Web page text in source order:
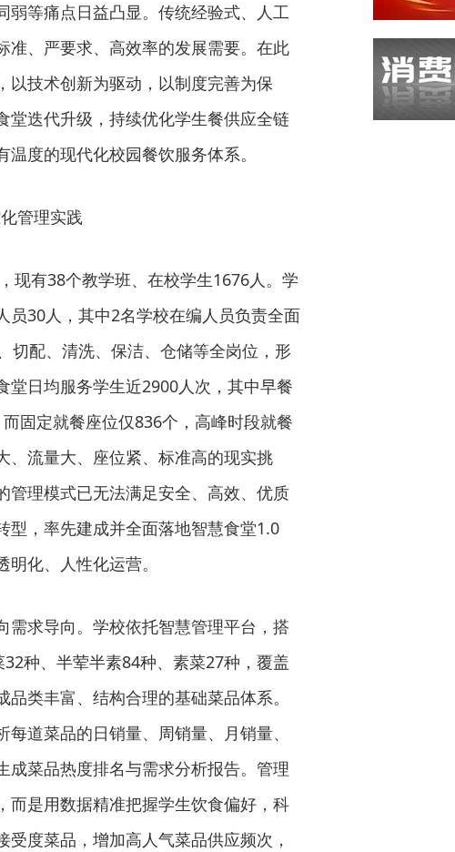
弱等痛点日益凸显。传统经验式、人工
准、严要求、高效率的发展需要。在此
以技术创新为驱动，以制度完善为保
堂迭代升级，持续优化学生餐供应全链
度的现代化校园餐饮服务体系。
管理实践
现有38个教学班、在校学生1676人。学
员30人，其中2名学校在编人员负责全面
切配、清洗、保洁、仓储等全岗位，形
堂日均服务学生近2900人次，其中早餐
固定就餐座位仅836个，高峰时段就餐
、流量大、座位紧、标准高的现实挑
管理模式已无法满足安全、高效、优质
型，率先建成并全面落地智慧食堂1.0
化、人性化运营。
需求导向。学校依托智慧管理平台，搭
种、半荤半素84种、素菜27种，覆盖
类丰富、结构合理的基础菜品体系。
道菜品的日销量、周销量、月销量、
成菜品热度排名与需求分析报告。管理
而是用数据精准把握学生饮食偏好，科
度菜品，增加高人气菜品供应频次，